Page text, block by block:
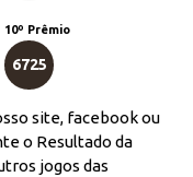
10º Prêmio
6725
site, facebook ou
o Resultado da
jogos das